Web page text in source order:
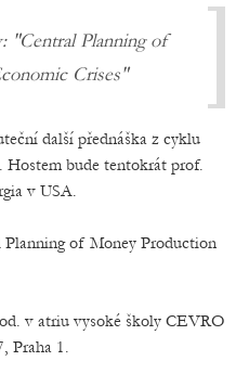
"Central Planning of
Crises"
další přednáška z cyklu
bude tentokrát prof.
v USA.
Planning of Money Production
v atriu vysoké školy CEVRO
Praha 1.